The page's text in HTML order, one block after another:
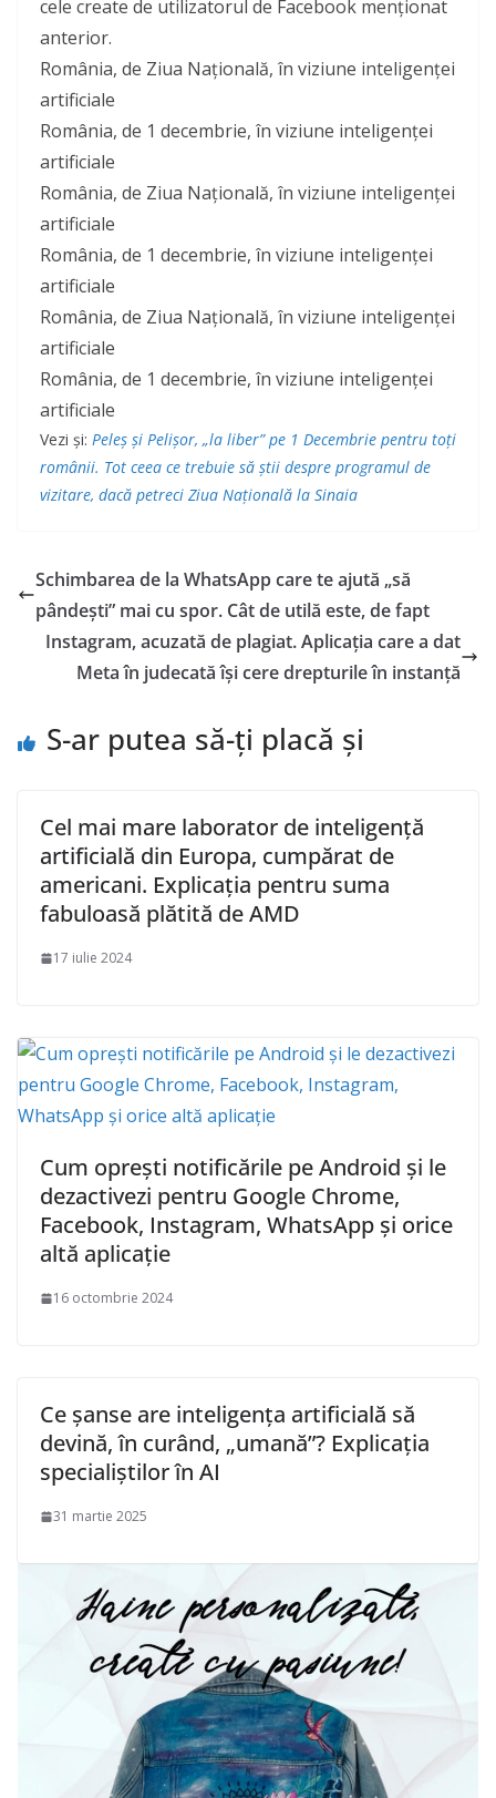
cele create de utilizatorul de Facebook menționat
anterior.
România, de Ziua Națională, în viziune inteligenței
artificiale
România, de 1 decembrie, în viziune inteligenței
artificiale
România, de Ziua Națională, în viziune inteligenței
artificiale
România, de 1 decembrie, în viziune inteligenței
artificiale
România, de Ziua Națională, în viziune inteligenței
artificiale
România, de 1 decembrie, în viziune inteligenței
artificiale
Vezi și: Peleș și Pelișor, „la liber” pe 1 Decembrie pentru toți
românii. Tot ceea ce trebuie să știi despre programul de
vizitare, dacă petreci Ziua Națională la Sinaia
Schimbarea de la WhatsApp care te ajută „să
pândești” mai cu spor. Cât de utilă este, de fapt
Instagram, acuzată de plagiat. Aplicația care a dat
Meta în judecată își cere drepturile în instanță
S-ar putea să-ți placă și
Cel mai mare laborator de inteligență
artificială din Europa, cumpărat de
americani. Explicația pentru suma
fabuloasă plătită de AMD
17 iulie 2024
Cum oprești notificările pe Android și le
dezactivezi pentru Google Chrome,
Facebook, Instagram, WhatsApp și orice
altă aplicație
16 octombrie 2024
Ce șanse are inteligența artificială să
devină, în curând, „umană”? Explicația
specialiștilor în AI
31 martie 2025